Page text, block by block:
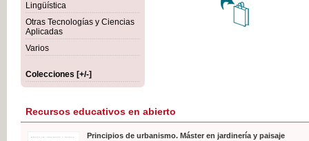
Lingüística
Otras Tecnologías y Ciencias
Aplicadas
Varios
Colecciones [+/-]
Recursos educativos en abierto
Principios de urbanismo. Máster en jardinería y paisaje